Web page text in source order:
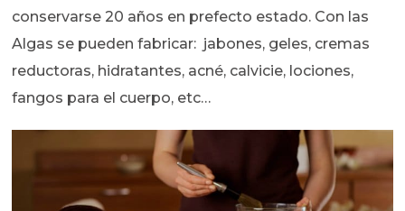
conservarse 20 años en prefecto estado. Con las
Algas se pueden fabricar: jabones, geles, cremas
reductoras, hidratantes, acné, calvicie, lociones,
fangos para el cuerpo, etc…